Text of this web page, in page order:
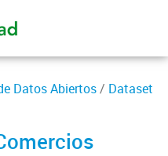
Datos Abiertos/ Dataset